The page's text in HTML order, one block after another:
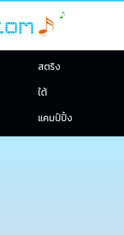
สตริง
ใต้
แคมป์ปิ้ง